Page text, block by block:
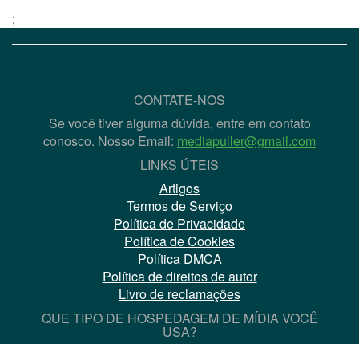
;
CONTATE-NOS
Se você tiver alguma dúvida, entre em contato
conosco. Nosso Email: mediapuller@gmail.com
LINKS ÚTEIS
Artigos
Termos de Serviço
Política de Privacidade
Política de Cookies
Política DMCA
Política de direitos de autor
Livro de reclamações
QUE TIPO DE HOSPEDAGEM DE MÍDIA VOCÊ
USA?